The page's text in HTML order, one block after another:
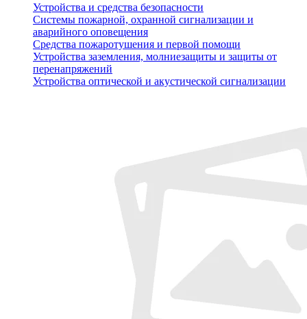
Устройства и средства безопасности
Системы пожарной, охранной сигнализации и
аварийного оповещения
Средства пожаротушения и первой помощи
Устройства заземления, молниезащиты и защиты от
перенапряжений
Устройства оптической и акустической сигнализации